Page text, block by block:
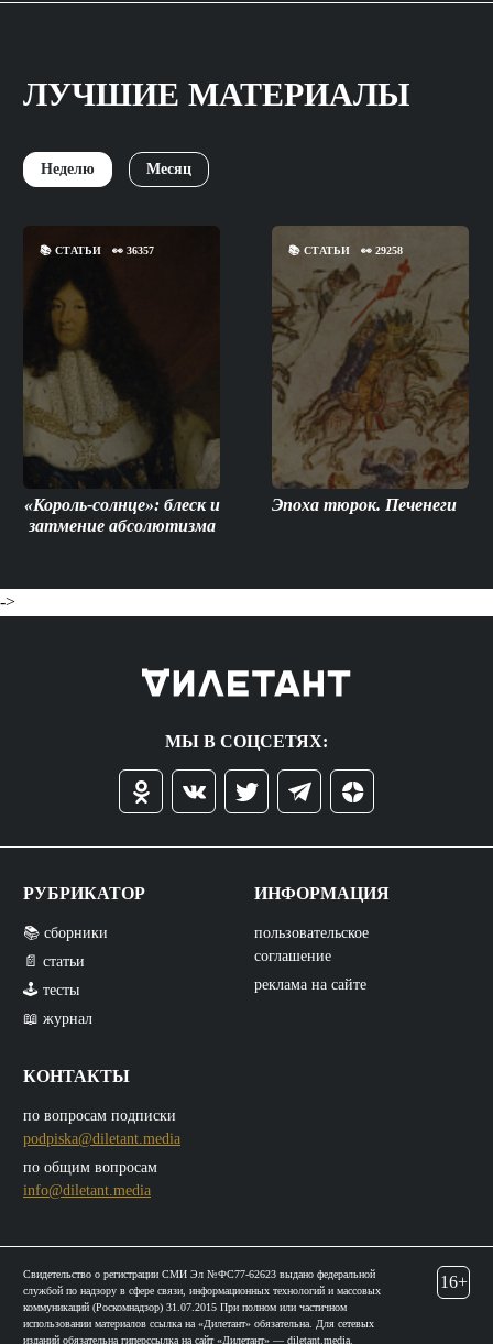
ЛУЧШИЕ МАТЕРИАЛЫ
Неделю Месяц
📚 СТАТЬИ 👀 36357
«Король-солнце»: блеск и
затмение абсолютизма
📚СТАТЬИ 👀29258
Эпоха тюрок. Печенеги
->
МЫ В СОЦСЕТЯХ:
РУБРИКАТОР
📚 сборники
📄 статьи
🕹️ тесты
📖 журнал
КОНТАКТЫ
по вопросам подписки
podpiska@diletant.media
по общим вопросам
info@diletant.media
ИНФОРМАЦИЯ
пользовательское
соглашение
реклама на сайте
Свидетельство о регистрации СМИ Эл №ФС77-62623 выдано федеральной
службой по надзору в сфере связи, информационных технологий и массовых
коммуникаций (Роскомнадзор) 31.07.2015 При полном или частичном
использовании материалов ссылка на «Дилетант» обязательна. Для сетевых
изданий обязательна гиперссылка на сайт «Дилетант» — diletant.media.
16+